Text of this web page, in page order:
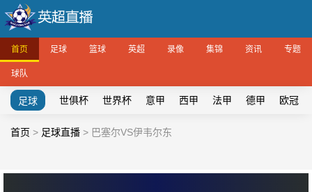
首页 足球 篮球 英超 录像 集锦 资讯 专题
球队
足球 世俱杯 世界杯 意甲 西甲 法甲 德甲 欧冠
首页 > 足球直播 > 巴塞尔VS伊韦尔东